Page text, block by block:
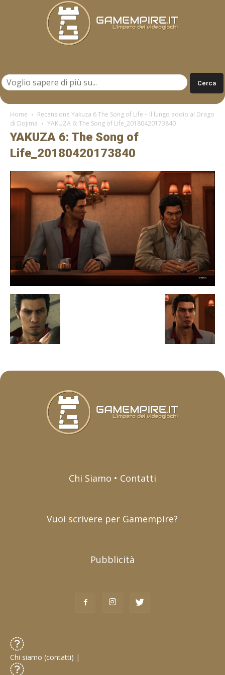
Home
Recensione Yakuza 6 The Song of Life – Il lungo addio al Drago
di Dojima
YAKUZA 6: The Song of Life_20180420173840
YAKUZA 6: The Song of
Life_20180420173840
Chi Siamo • Contatti
Vuoi scrivere per Gamempire?
Pubblicità
Chi siamo (contatti) |